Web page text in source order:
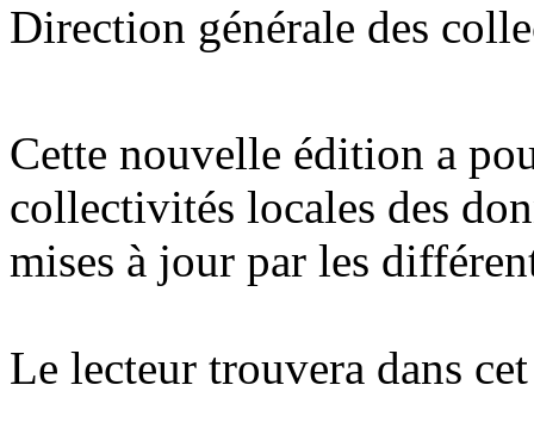
Direction générale des
Cette nouvelle édition a
collectivités locales des
mises à jour par les
Le lecteur trouvera dans